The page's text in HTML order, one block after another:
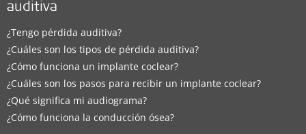
auditiva
¿Tengo pérdida auditiva?
¿Cuáles son los tipos de pérdida auditiva?
¿Cómo funciona un implante coclear?
¿Cuáles son los pasos para recibir un implante coclear?
¿Qué significa mi audiograma?
¿Cómo funciona la conducción ósea?